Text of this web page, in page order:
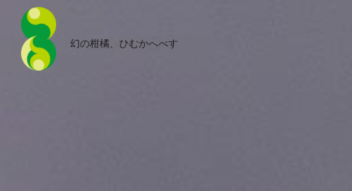
幻の柑橘、ひむかへべす